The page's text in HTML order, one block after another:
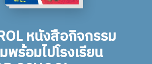
หนังสือกิจกรรม
พร้อมไปโรงเรียน